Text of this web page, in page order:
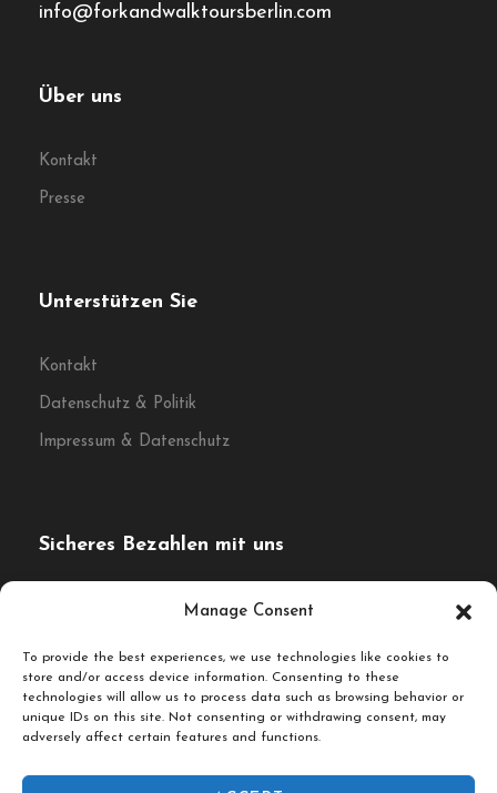
Manage Consent
To provide the best experiences, we use technologies like cookies to
store and/or access device information. Consenting to these
technologies will allow us to process data such as browsing behavior or
unique IDs on this site. Not consenting or withdrawing consent, may
adversely affect certain features and functions.
info@forkandwalktoursberlin.com
Über uns
Kontakt
Presse
Unterstützen Sie
Kontakt
Datenschutz & Politik
Impressum & Datenschutz
Sicheres Bezahlen mit uns
Die Zahlung wird verschlüsselt und sicher mit einem SSL-